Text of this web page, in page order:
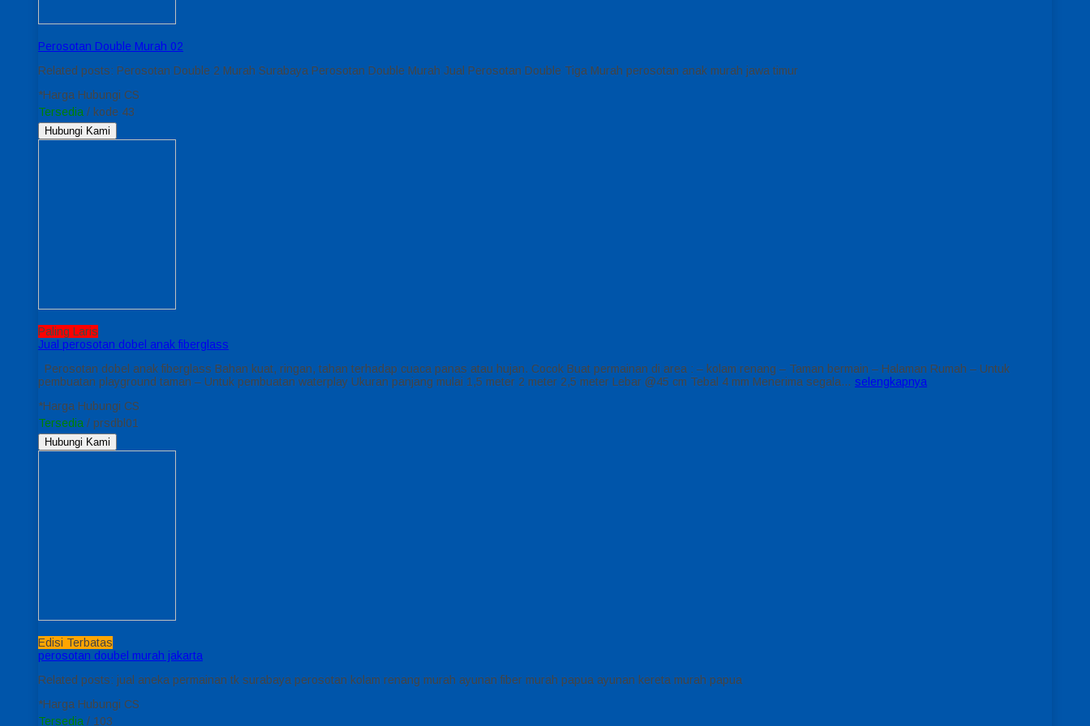
Perosotan Double Murah 02
Related posts: Perosotan Double 2 Murah Surabaya Perosotan Double Murah Jual Perosotan Double Tiga Murah perosotan anak murah jawa timur
*Harga Hubungi CS
Tersedia / kode 43
Hubungi Kami
Paling Laris
Jual perosotan dobel anak fiberglass
Perosotan dobel anak fiberglass Bahan kuat, ringan, tahan terhadap cuaca panas atau hujan. Cocok Buat permainan di area : – kolam renang – Taman bermain – Halaman Rumah – Untuk
pembuatan playground taman – Untuk pembuatan waterplay Ukuran panjang mulai 1,5 meter 2 meter 2,5 meter Lebar @45 cm Tebal 4 mm Menerima segala… selengkapnya
*Harga Hubungi CS
Tersedia / prsdbl01
Hubungi Kami
Edisi Terbatas
perosotan doubel murah jakarta
Related posts: jual aneka permainan tk surabaya perosotan kolam renang murah ayunan fiber murah papua ayunan kereta murah papua
*Harga Hubungi CS
Tersedia / 103